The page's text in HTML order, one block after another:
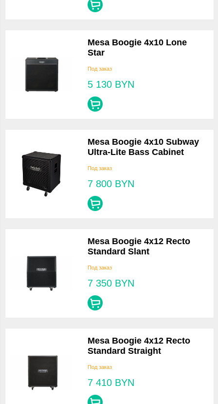
Mesa Boogie 4x10 Lone
Star
Под заказ
5 130 BYN
Mesa Boogie 4x10 Subway
Ultra-Lite Bass Cabinet
Под заказ
7 800 BYN
Mesa Boogie 4x12 Recto
Standard Slant
Под заказ
7 350 BYN
Mesa Boogie 4x12 Recto
Standard Straight
Под заказ
7 410 BYN